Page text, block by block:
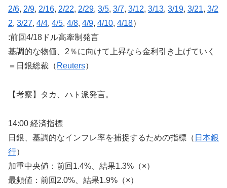
2/6, 2/9, 2/16, 2/22, 2/29, 3/5, 3/7, 3/12, 3/13, 3/19, 3/21, 3/2
2, 3/27, 4/4, 4/5, 4/8, 4/9, 4/10, 4/18）
:前回4/18ドル高牽制発言
基調的な物価、2％に向けて上昇なら金利引き上げていく
＝日銀総裁（ Reuters）
【考察】タカ、ハト派発言。
14:00 経済指標
日銀、基調的なインフレ率を捕捉するための指標（ 日本銀
行）
加重中央値：前回1.4%、結果1.3%（×）
最頻値：前回2.0%、結果1.9%（×）